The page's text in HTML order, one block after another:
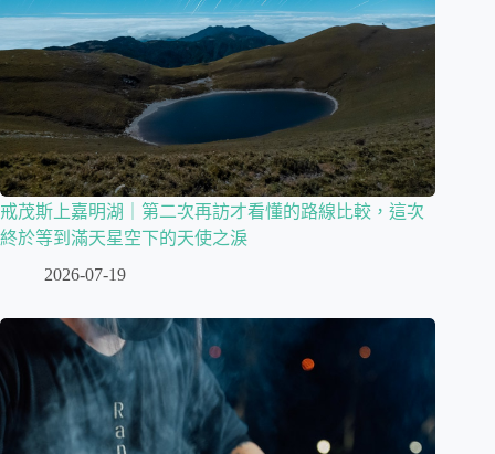
戒茂斯上嘉明湖｜第二次再訪才看懂的路線比較，這次
終於等到滿天星空下的天使之淚
2026-07-19